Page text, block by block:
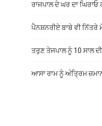
ਰਾਜਪਾਲ ਦੇ ਘਰ ਦਾ ਘਿਰਾਓ
ਪੈਨਸ਼ਨਰੀਏ ਬਾਬੇ ਵੀ ਨਿੱਤਰੇ
ਤਰੁਣ ਤੇਜਪਾਲ ਨੂੰ 10 ਸਾਲ
ਆਸਾ ਰਾਮ ਨੂੰ ਅੰਤ੍ਰਿਮ